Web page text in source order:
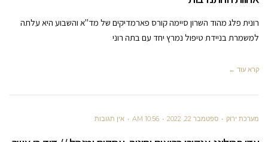
רונית פלג מהוד השרון סיימה קורס פארמדיקים של מד"א והשבוע היא עלתה
למשמרת בניידת טיפול נמרץ יחד עם בתה רוני
קרא עוד ←
מערכת ירוק ספטמבר 22, 2022 10:56 AM אין תגובות